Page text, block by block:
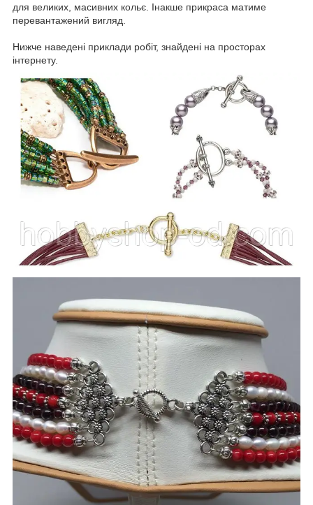
для великих, масивних кольє. Інакше прикраса матиме
перевантажений вигляд.
Нижче наведені приклади робіт, знайдені на просторах
інтернету.